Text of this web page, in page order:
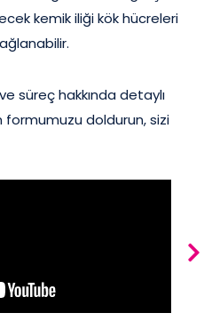
kemik iliği kök hücreleri
süreç hakkında detaylı
doldurun, sizi